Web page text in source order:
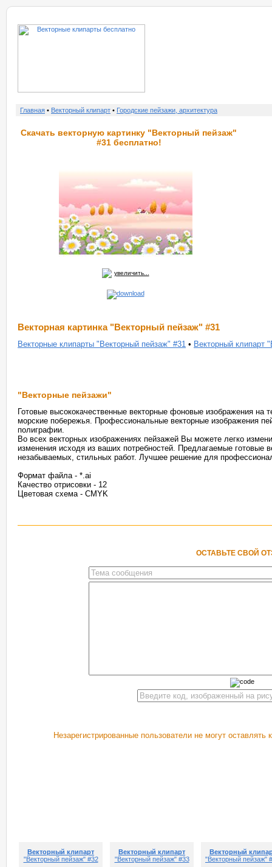
Главная • Векторный клипарт • Городские пейзажи, архитектура
Скачать векторную картинку "Векторный пейзаж"
#31 бесплатно!
увеличить...
Векторная картинка "Векторный пейзаж" #31
Векторные клипарты "Векторный пейзаж" #31 • Векторный клипарт
"Векторные пейзажи"
Готовые высококачественные векторные фоновые изображения на
морские побережья. Профессиональные векторные изображения
полиграфии.
Во всех векторных изображениях пейзажей Вы можете легко
изменения исходя из ваших потребностей. Предлагаемые готовые
незабываемых, стильных работ. Лучшее решение для
Формат файла - *.ai
Качество отрисовки - 12
Цветовая схема - CMYK
ОСТАВЬТЕ СВОЙ
Незарегистрированные пользователи не могут
Векторный клипарт
"Векторный пейзаж" #32
Векторный клипарт
"Векторный пейзаж" #33
Векторный
"Векторный пейзаж"